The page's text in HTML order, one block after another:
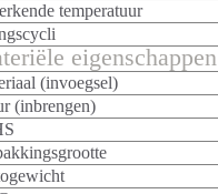
temperatuur
eigenschappen
(invoegsel)
(inbrengen)